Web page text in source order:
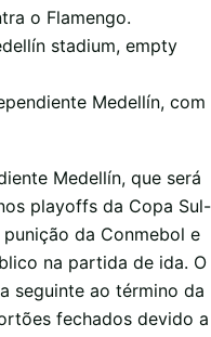
o Flamengo.
stadium, empty
Medellín, com
Medellín, que será
playoffs da Copa Sul-
da Conmebol e
na partida de ida. O
seguinte ao término da
fechados devido a